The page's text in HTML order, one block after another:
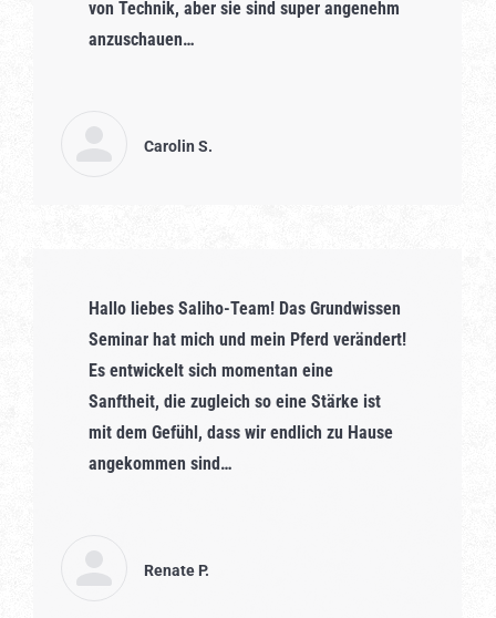
von Technik, aber sie sind super angenehm
anzuschauen…
Carolin S.
Hallo liebes Saliho-Team! Das Grundwissen
Seminar hat mich und mein Pferd verändert!
Es entwickelt sich momentan eine
Sanftheit, die zugleich so eine Stärke ist
mit dem Gefühl, dass wir endlich zu Hause
angekommen sind…
Renate P.